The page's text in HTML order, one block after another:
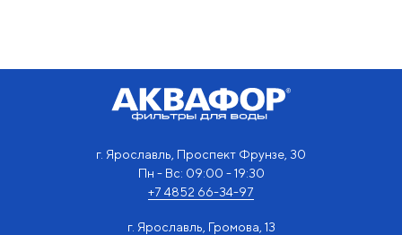
г. Ярославль, Проспект Фрунзе, 30
Пн - Вс: 09:00 - 19:30
+7 4852 66-34-97
г. Ярославль, Громова, 13